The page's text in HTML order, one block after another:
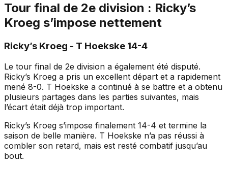
Tour final de 2e division : Ricky’s
Kroeg s’impose nettement
Ricky’s Kroeg - T Hoekske 14-4
Le tour final de 2e division a également été disputé.
Ricky’s Kroeg a pris un excellent départ et a rapidement
mené 8-0. T Hoekske a continué à se battre et a obtenu
plusieurs partages dans les parties suivantes, mais
l’écart était déjà trop important.
Ricky’s Kroeg s’impose finalement 14-4 et termine la
saison de belle manière. T Hoekske n’a pas réussi à
combler son retard, mais est resté combatif jusqu’au
bout.